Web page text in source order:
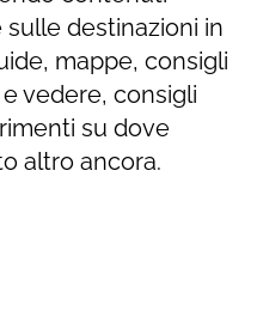
destinazioni in
mappe, consigli
vedere, consigli
su dove
altro ancora.